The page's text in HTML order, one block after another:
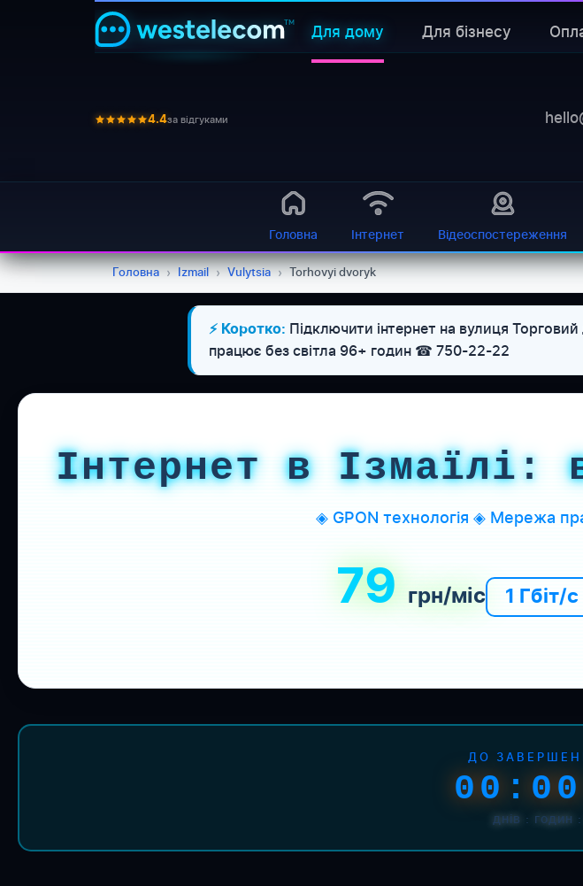
Для дому Для бізнесу
4.4за відгуками
Головна Інтернет Відеоспостереження
Головна › Izmail › Vulytsia › Torhovyi dvoryk
⚡ Коротко: Підключити інтернет на вулиця
працює без світла 96+ годин ☎ 750-22-22
Інтернет в Ізмаїлі:
◈ GPON технологія ◈ Мережа
79 грн/міс 1 Гбіт/с
ДО
днів : годин